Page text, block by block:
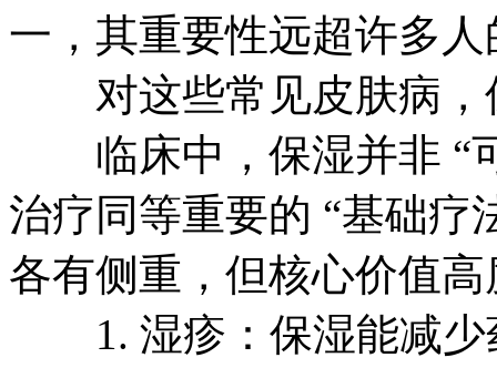
一，其重要性远超许多
对这些常见皮肤病，
临床中，保湿并非 “
治疗同等重要的 “基础疗
各有侧重，但核心价值
1. 湿疹：保湿能减少